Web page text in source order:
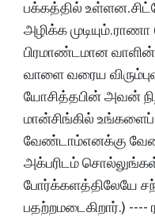
பக்கத்தில் உள்ளன.
அழிக்க முடியும்.
பிரமாண்டமான வாளின்
வாளை வரைய
யோசித்தபின் அவன்
மான்சிங்கில்
வேண்டாம்எனக்கு
அக்பரிடம்
போர்க்களத்திலேயே
பதற்றமடைகிறார்.)